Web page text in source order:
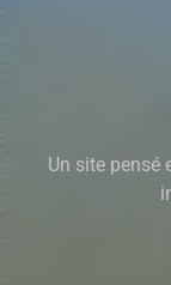
Un site pensé